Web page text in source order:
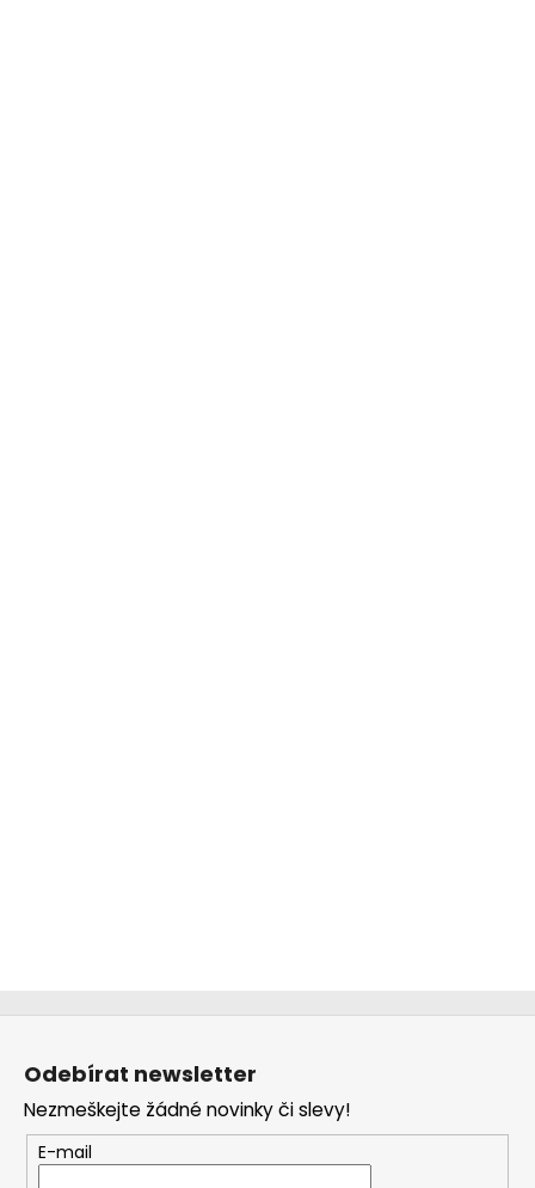
Z
Odebírat newsletter
Nezmeškejte žádné novinky či slevy!
E-mail